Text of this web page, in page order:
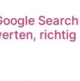
Search
richtig